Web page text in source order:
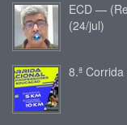
ECD —
(24/jul)
8.ª